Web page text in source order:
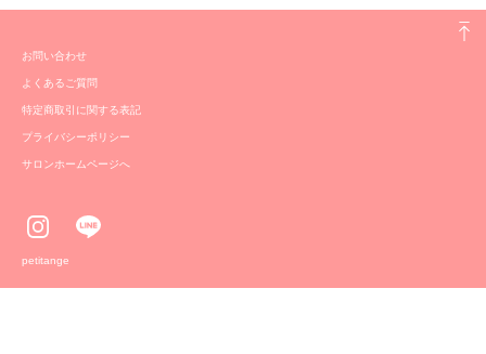
お問い合わせ
よくあるご質問
特定商取引に関する表記
プライバシーポリシー
サロンホームページへ
petitange